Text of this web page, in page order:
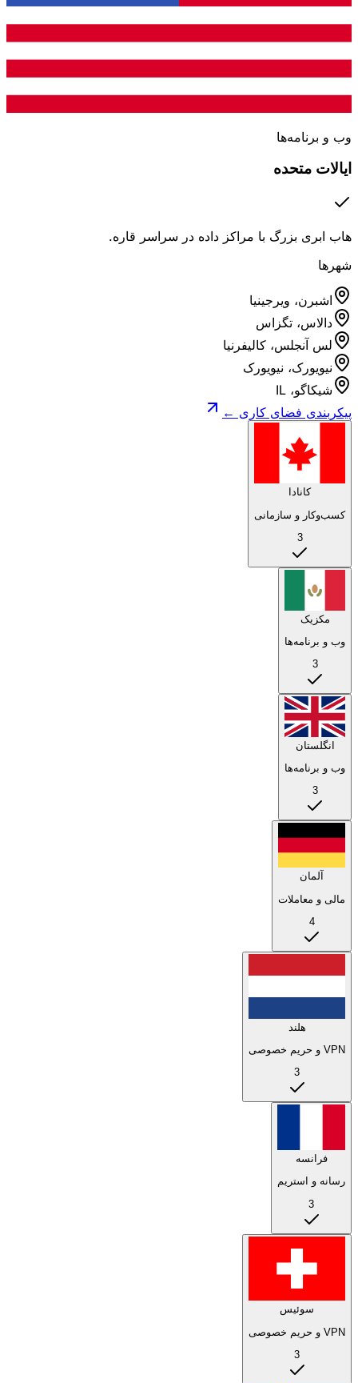
وب و برنامه‌ها
ایالات متحده
هاب ابری بزرگ با مراکز داده در سراسر قاره.
شهرها
اشبرن، ویرجینیا
دالاس، تگزاس
لس آنجلس، کالیفرنیا
نیویورک، نیویورک
شیکاگو، IL
پیکربندی فضای کاری ←
کانادا
کسب‌وکار و سازمانی
3
مکزیک
وب و برنامه‌ها
3
انگلستان
وب و برنامه‌ها
3
آلمان
مالی و معاملات
4
هلند
VPN و حریم خصوصی
3
فرانسه
رسانه و استریم
3
سوئیس
VPN و حریم خصوصی
3